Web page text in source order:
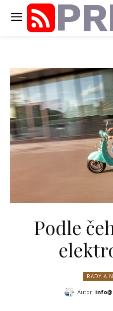
Podle
RADY A
Autor: